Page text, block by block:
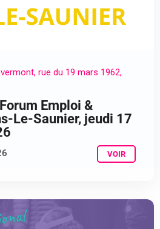
rue du 19 mars 1962,
Emploi &
Le-Saunier, jeudi 17
VOIR